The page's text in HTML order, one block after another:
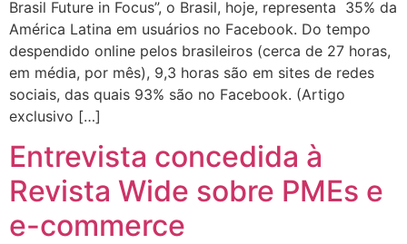
Brasil Future in Focus”, o Brasil, hoje, representa 35% da
América Latina em usuários no Facebook. Do tempo
despendido online pelos brasileiros (cerca de 27 horas,
em média, por mês), 9,3 horas são em sites de redes
sociais, das quais 93% são no Facebook. (Artigo
exclusivo […]
Entrevista concedida à
Revista Wide sobre PMEs e
e-commerce